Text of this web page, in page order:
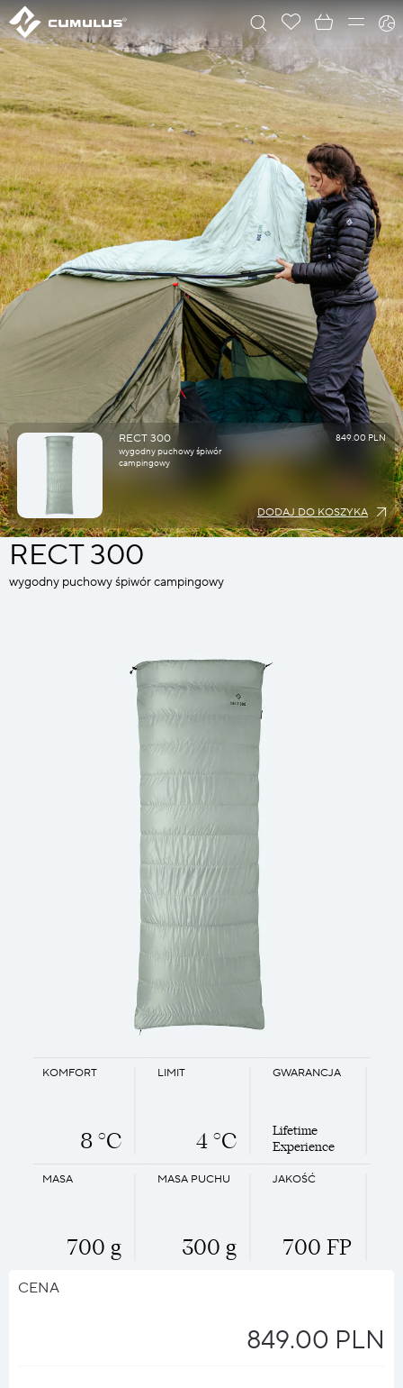
RECT 300
wygodny puchowy śpiwór
campingowy
849.00 PLN
DODAJ DO KOSZYKA
RECT 300
wygodny puchowy śpiwór campingowy
MASA
700 g
JAKOŚĆ
700 FP
MASA PUCHU
300 g
KOMFORT
8 °C
LIMIT
4 °C
GWARANCJA
Lifetime
Experience
CENA
849.00 PLN